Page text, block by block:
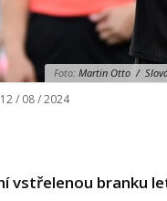
Foto: Martin Otto /
12 / 08 / 2024
vstřelenou branku